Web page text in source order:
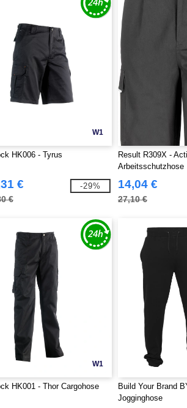
W1
HK006 - Tyrus
€
€
-29%
Result R309X -
Arbeitsschutzhose
14,04 €
27,10 €
W1
HK001 - Thor Cargohose
Build Your Brand
Jogginghose